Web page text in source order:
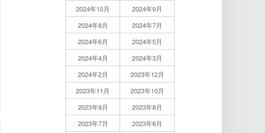
2024年10月
2024年9月
2024年8月
2024年7月
2024年6月
2024年5月
2024年4月
2024年3月
2024年2月
2023年12月
2023年11月
2023年10月
2023年9月
2023年8月
2023年7月
2023年6月